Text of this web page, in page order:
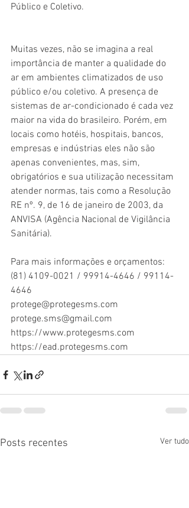
Público e Coletivo.
Muitas vezes, não se imagina a real
importância de manter a qualidade do
ar em ambientes climatizados de uso
público e/ou coletivo. A presença de
sistemas de ar-condicionado é cada vez
maior na vida do brasileiro. Porém, em
locais como hotéis, hospitais, bancos,
empresas e indústrias eles não são
apenas convenientes, mas, sim,
obrigatórios e sua utilização necessitam
atender normas, tais como a Resolução
RE nº. 9, de 16 de janeiro de 2003, da
ANVISA (Agência Nacional de Vigilância
Sanitária).
Para mais informações e orçamentos:
(81) 4109-0021 / 99914-4646 / 99114-
4646
protege@protegesms.com
protege.sms@gmail.com
https://www.protegesms.com
https://ead.protegesms.com
Posts recentes Ver tudo